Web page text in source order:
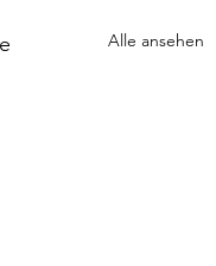
Alle ansehen